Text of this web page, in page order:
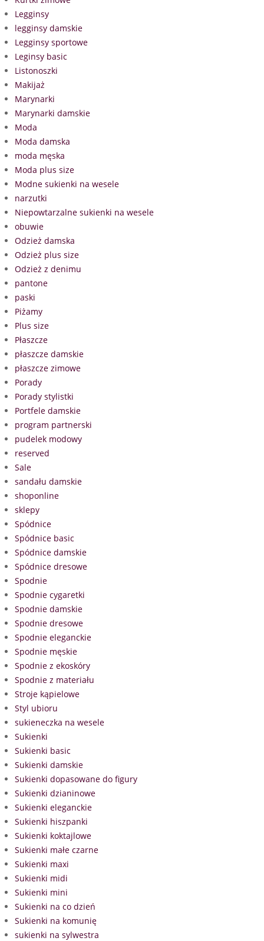
Legginsy
legginsy damskie
Legginsy sportowe
Leginsy basic
Listonoszki
Makijaż
Marynarki
Marynarki damskie
Moda
Moda damska
moda męska
Moda plus size
Modne sukienki na wesele
narzutki
Niepowtarzalne sukienki na wesele
obuwie
Odzież damska
Odzież plus size
Odzież z denimu
pantone
paski
Piżamy
Plus size
Płaszcze
płaszcze damskie
płaszcze zimowe
Porady
Porady stylistki
Portfele damskie
program partnerski
pudelek modowy
reserved
Sale
sandału damskie
shoponline
sklepy
Spódnice
Spódnice basic
Spódnice damskie
Spódnice dresowe
Spodnie
Spodnie cygaretki
Spodnie damskie
Spodnie dresowe
Spodnie eleganckie
Spodnie męskie
Spodnie z ekoskóry
Spodnie z materiału
Stroje kąpielowe
Styl ubioru
sukieneczka na wesele
Sukienki
Sukienki basic
Sukienki damskie
Sukienki dopasowane do figury
Sukienki dzianinowe
Sukienki eleganckie
Sukienki hiszpanki
Sukienki koktajlowe
Sukienki małe czarne
Sukienki maxi
Sukienki midi
Sukienki mini
Sukienki na co dzień
Sukienki na komunię
sukienki na sylwestra